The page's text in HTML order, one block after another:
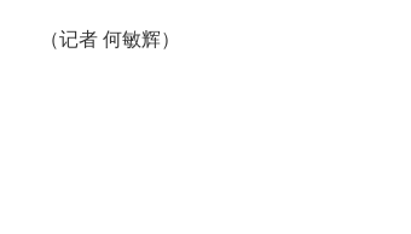
（记者 何敏辉）